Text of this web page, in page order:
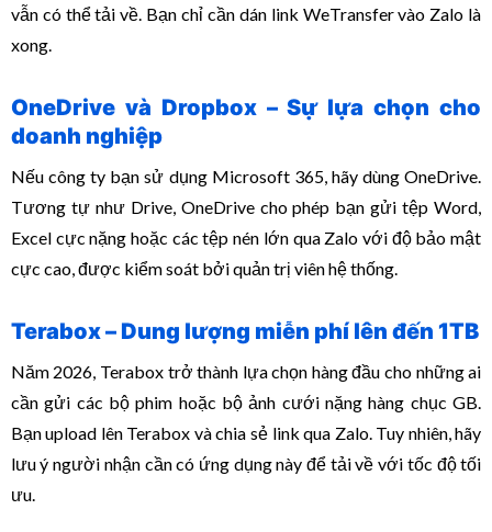
vẫn có thể tải về. Bạn chỉ cần dán link WeTransfer vào Zalo là
xong.
OneDrive và Dropbox – Sự lựa chọn cho
doanh nghiệp
Nếu công ty bạn sử dụng Microsoft 365, hãy dùng OneDrive.
Tương tự như Drive, OneDrive cho phép bạn gửi tệp Word,
Excel cực nặng hoặc các tệp nén lớn qua Zalo với độ bảo mật
cực cao, được kiểm soát bởi quản trị viên hệ thống.
Terabox – Dung lượng miễn phí lên đến 1TB
Năm 2026, Terabox trở thành lựa chọn hàng đầu cho những ai
cần gửi các bộ phim hoặc bộ ảnh cưới nặng hàng chục GB.
Bạn upload lên Terabox và chia sẻ link qua Zalo. Tuy nhiên, hãy
lưu ý người nhận cần có ứng dụng này để tải về với tốc độ tối
ưu.